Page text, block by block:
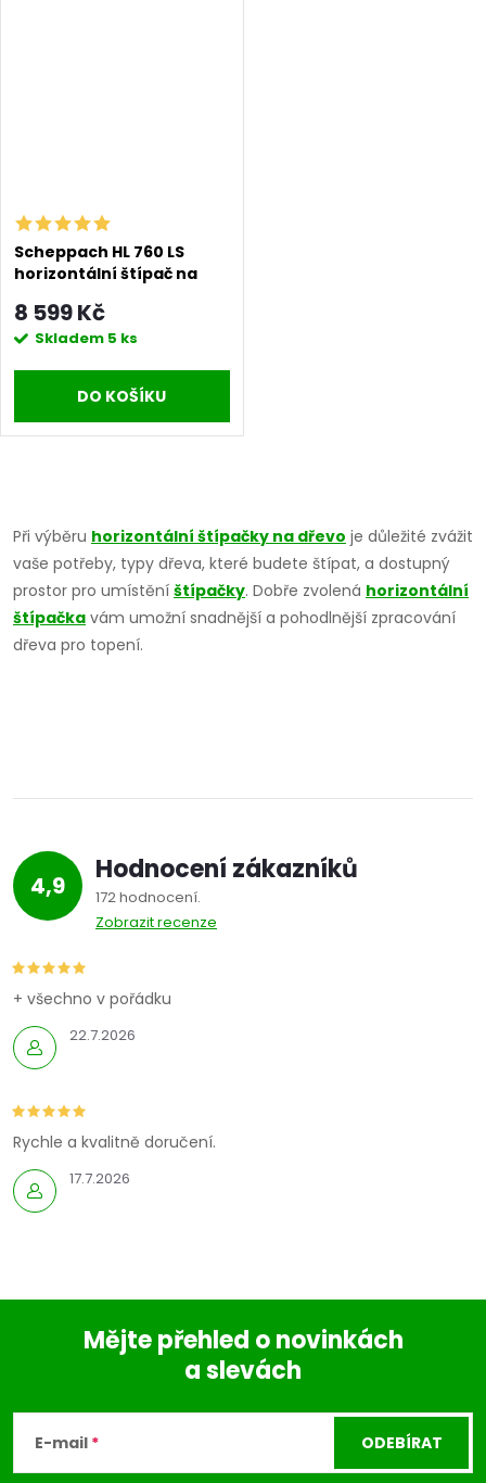
Scheppach HL 760 LS
horizontální štípač na
8 599 Kč
Skladem 5 ks
DO KOŠÍKU
v
l
á
í
p
r
k
y
v
ý
p
i
Při výběru horizontální štípačky na dřevo je důležité zvážit
vaše potřeby, typy dřeva, které budete štípat, a dostupný
prostor pro umístění štípačky. Dobře zvolená horizontální
štípačka vám umožní snadnější a pohodlnější zpracování
dřeva pro topení.
4,9 Hodnocení zákazníků
172 hodnocení
Zobrazit recenze
22.7.2026
+ všechno v pořádku
17.7.2026
Rychle a kvalitně doručení.
Mějte přehled o novinkách
a slevách
E-mail ODEBÍRAT